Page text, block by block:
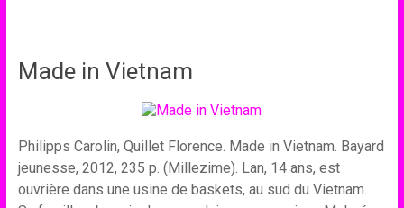
Made in Vietnam
Philipps Carolin, Quillet Florence. Made in Vietnam. Bayard
jeunesse, 2012, 235 p. (Millezime). Lan, 14 ans, est
ouvrière dans une usine de baskets, au sud du Vietnam.